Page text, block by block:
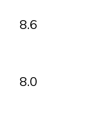
8.6
8.0